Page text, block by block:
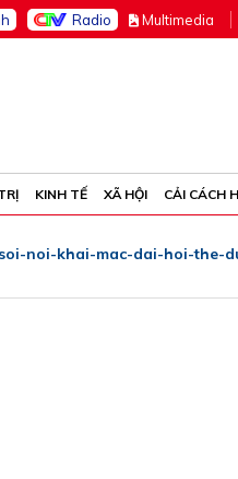
Radio Multimedia
KINH TẾ XÃ HỘI CẢI CÁCH
noi-khai-mac-dai-hoi-the-